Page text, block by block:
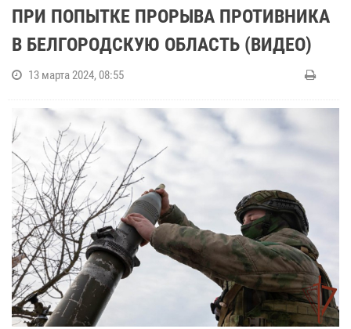
ПРИ ПОПЫТКЕ ПРОРЫВА ПРОТИВНИКА
В БЕЛГОРОДСКУЮ ОБЛАСТЬ (ВИДЕО)
13 марта 2024, 08:55